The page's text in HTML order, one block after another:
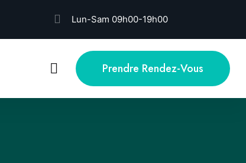
Lun-Sam 09h00-19h00
Prendre Rendez-Vous